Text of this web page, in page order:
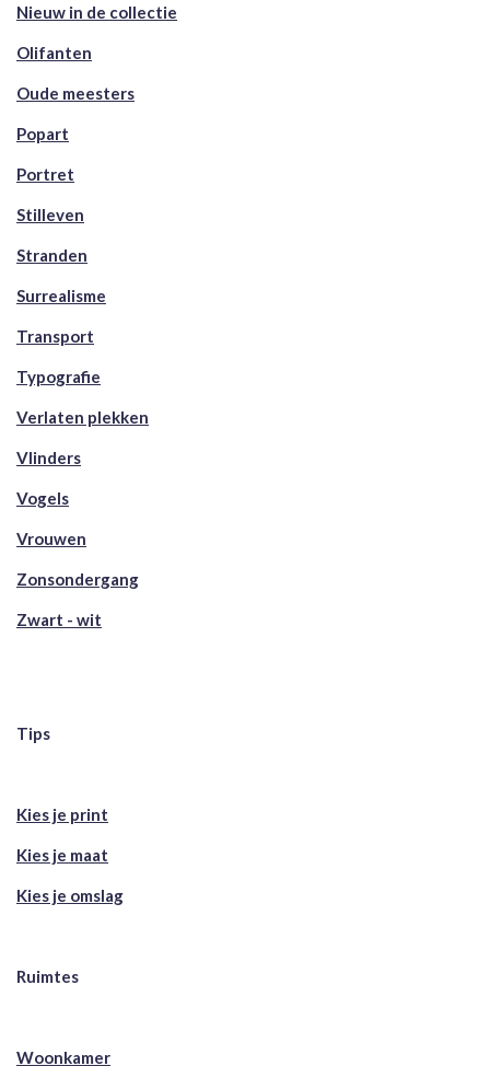
Nieuw in de collectie
Olifanten
Oude meesters
Popart
Portret
Stilleven
Stranden
Surrealisme
Transport
Typografie
Verlaten plekken
Vlinders
Vogels
Vrouwen
Zonsondergang
Zwart - wit
Tips
Kies je print
Kies je maat
Kies je omslag
Ruimtes
Woonkamer